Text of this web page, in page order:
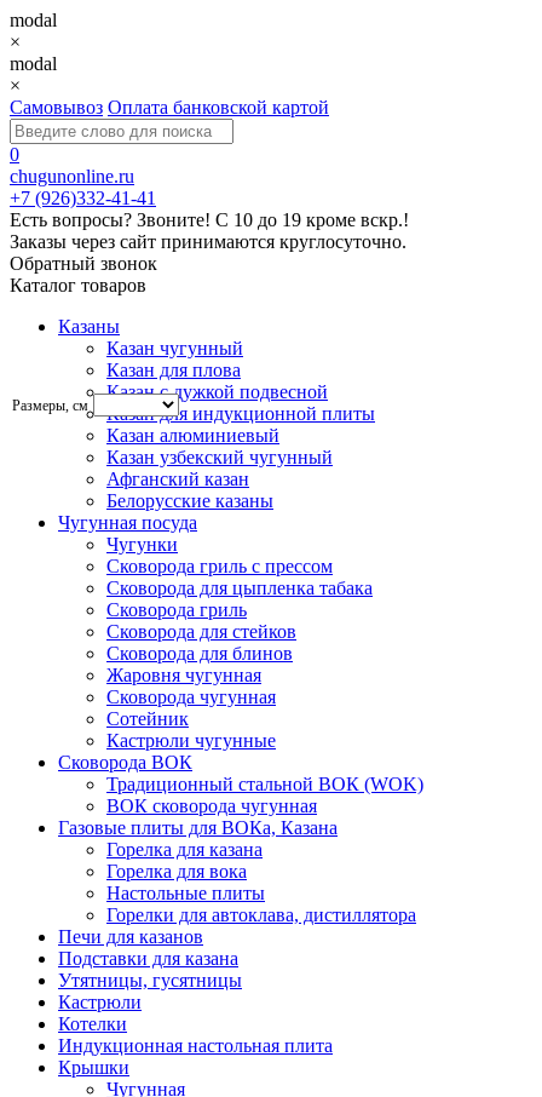
modal
×
modal
×
Самовывоз Оплата банковской картой
0
chugunonline.ru
+7 (926)332-41-41
Есть вопросы? Звоните! С 10 до 19 кроме вскр.!
Заказы через сайт принимаются круглосуточно.
Обратный звонок
Каталог товаров
Казаны
Казан чугунный
Казан для плова
Казан с дужкой подвесной
Казан для индукционной плиты
Казан алюминиевый
Казан узбекский чугунный
Афганский казан
Белорусские казаны
Чугунная посуда
Чугунки
Сковорода гриль с прессом
Сковорода для цыпленка табака
Сковорода гриль
Сковорода для стейков
Сковорода для блинов
Жаровня чугунная
Сковорода чугунная
Сотейник
Кастрюли чугунные
Сковорода ВОК
Традиционный стальной ВОК (WOK)
ВОК сковорода чугунная
Газовые плиты для ВОКа, Казана
Горелка для казана
Горелка для вока
Настольные плиты
Горелки для автоклава, дистиллятора
Печи для казанов
Подставки для казана
Утятницы, гусятницы
Кастрюли
Котелки
Индукционная настольная плита
Крышки
Чугунная
Размеры, см